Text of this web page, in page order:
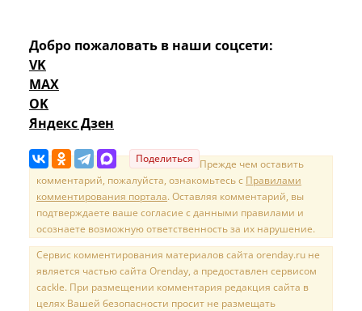
Добро пожаловать в наши соцсети:
VK
MAX
OK
Яндекс Дзен
Поделиться Прежде чем оставить
комментарий, пожалуйста, ознакомьтесь с Правилами
комментирования портала. Оставляя комментарий, вы
подтверждаете ваше согласие с данными правилами и
осознаете возможную ответственность за их нарушение.
Сервис комментирования материалов сайта orenday.ru не
является частью сайта Orenday, а предоставлен сервисом
cackle. При размещении комментария редакция сайта в
целях Вашей безопасности просит не размещать